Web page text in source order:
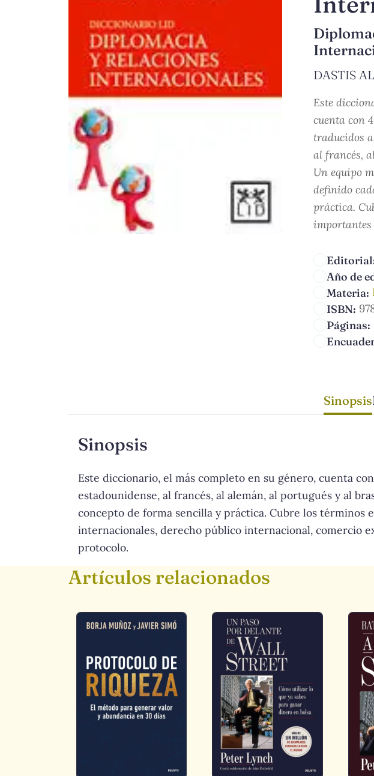
DASTIS
Este
cuenta con
traducidos
al francés,
Un equipo
definido
práctica.
importantes
Año de
Materia:
ISBN:
Páginas:
Sinopsis
Sinopsis
Este diccionario, el más completo en su género, cuenta
estadounidense, al francés, al alemán, al portugués y al
concepto de forma sencilla y práctica. Cubre los términos
internacionales, derecho público internacional, comercio
protocolo.
Artículos relacionados